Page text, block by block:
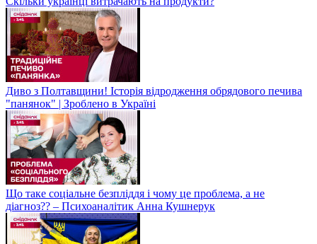
Диво з Полтавщини! Історія відродження обрядового печива
"панянок" | Зроблено в Україні
Що таке соціальне безпліддя і чому це проблема, а не
діагноз?? – Психоаналітик Анна Кушнерук